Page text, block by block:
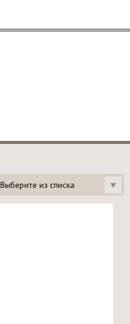
Выберите из списка